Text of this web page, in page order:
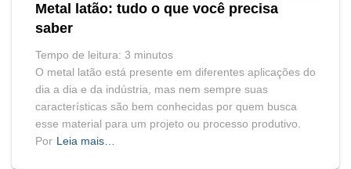
Metal latão: tudo o que você precisa
saber
Tempo de leitura: 3 minutos
O metal latão está presente em diferentes aplicações do
dia a dia e da indústria, mas nem sempre suas
características são bem conhecidas por quem busca
esse material para um projeto ou processo produtivo.
Por Leia mais…